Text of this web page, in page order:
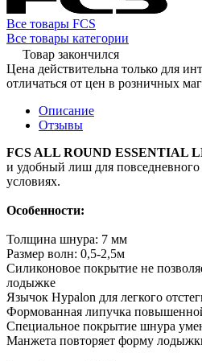
Все товары FCS
Все товары категории
Товар закончился
Цена действительна только для
отличаться от цен в розничных
Описание
Отзывы
FCS ALL ROUND ESSENTIAL
и удобный лиш для
условиях.
Особенности:
Толщина шнура: 7 мм
Размер волн: 0,5-2,5м
Силиконовое покрытие не
лодыжке
Язычок Hypalon для легкого
Формованная липучка
Специальное покрытие шнура
Манжета повторяет форму